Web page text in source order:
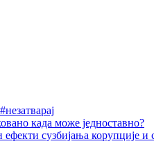
када може једноставно?
сузбијања корупције